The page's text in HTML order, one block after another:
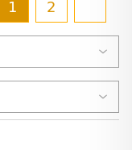
1 2